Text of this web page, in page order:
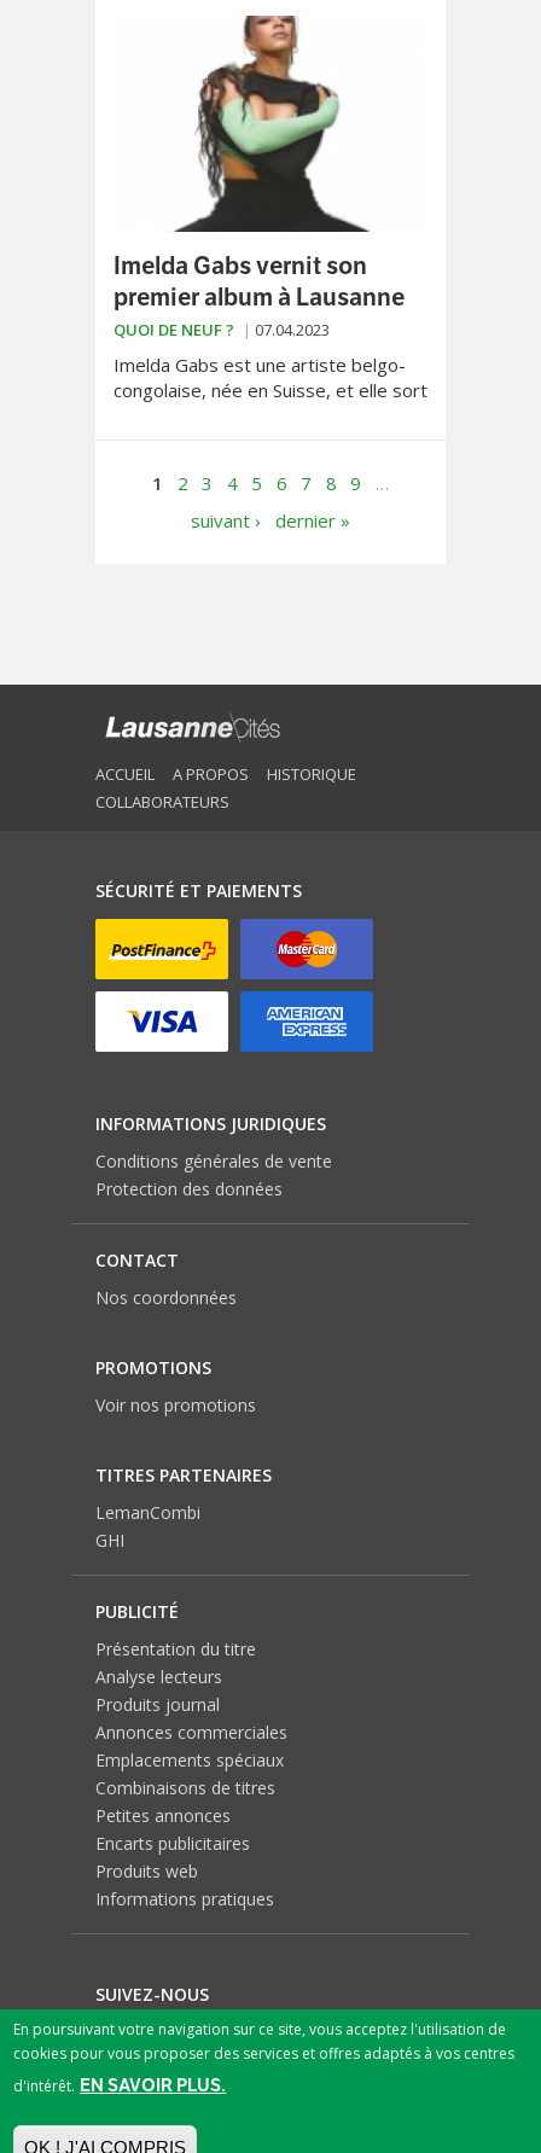
auditifs ultramodernes.
Imelda Gabs vernit son
premier album à Lausanne
QUOI DE NEUF ? 07.04.2023
Imelda Gabs est une artiste belgo-
congolaise, née en Suisse, et elle sort
1 2 3 4 5 6 7 8 9
…
suivant ›
dernier »
ACCUEIL A PROPOS
HISTORIQUE
COLLABORATEURS
SÉCURITÉ ET PAIEMENTS
INFORMATIONS JURIDIQUES
Conditions générales de vente
Protection des données
CONTACT
Nos coordonnées
PROMOTIONS
Voir nos promotions
TITRES PARTENAIRES
LemanCombi
GHI
PUBLICITÉ
Présentation du titre
Analyse lecteurs
Produits journal
Annonces commerciales
Emplacements spéciaux
Combinaisons de titres
Petites annonces
Encarts publicitaires
Produits web
Informations pratiques
SUIVEZ-NOUS
En poursuivant votre navigation sur ce site, vous acceptez l'utilisation de
cookies pour vous proposer des services et offres adaptés à vos centres
d'intérêt. EN SAVOIR PLUS.
OK ! J'AI COMPRIS